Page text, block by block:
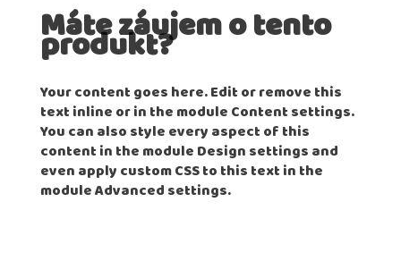
Máte záujem o tento
produkt?
Your content goes here. Edit or remove this
text inline or in the module Content settings.
You can also style every aspect of this
content in the module Design settings and
even apply custom CSS to this text in the
module Advanced settings.